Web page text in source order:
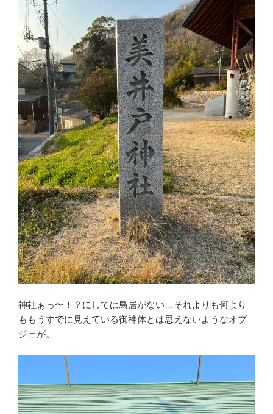
神社ぁっ〜！？にしては鳥居がない…それよりも何より
ももうすでに見えている御神体とは思えないようなオブ
ジェが。